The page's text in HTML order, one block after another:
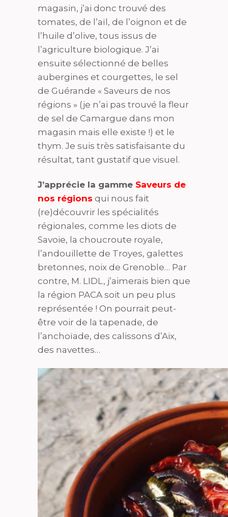
magasin, j’ai donc trouvé des
tomates, de l’aïl, de l’oignon et de
l’huile d’olive, tous issus de
l’agriculture biologique. J’ai
ensuite sélectionné de belles
aubergines et courgettes, le sel
de Guérande « Saveurs de nos
régions » (je n’ai pas trouvé la fleur
de sel de Camargue dans mon
magasin mais elle existe !) et le
thym. Je suis très satisfaisante du
résultat, tant gustatif que visuel.
J’apprécie la gamme Saveurs de
nos régions qui nous fait
(re)découvrir les spécialités
régionales, comme les diots de
Savoie, la choucroute royale,
l’andouillette de Troyes, galettes
bretonnes, noix de Grenoble… Par
contre, M. LIDL, j’aimerais bien que
la région PACA soit un peu plus
représentée ! On pourrait peut-
être voir de la tapenade, de
l’anchoïade, des calissons d’Aix,
des navettes…